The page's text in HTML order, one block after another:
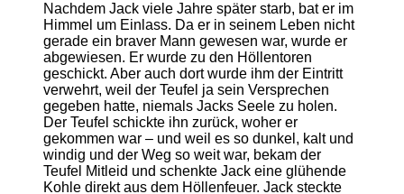
Nachdem Jack viele Jahre später starb, bat er im
Himmel um Einlass. Da er in seinem Leben nicht
gerade ein braver Mann gewesen war, wurde er
abgewiesen. Er wurde zu den Höllentoren
geschickt. Aber auch dort wurde ihm der Eintritt
verwehrt, weil der Teufel ja sein Versprechen
gegeben hatte, niemals Jacks Seele zu holen.
Der Teufel schickte ihn zurück, woher er
gekommen war – und weil es so dunkel, kalt und
windig und der Weg so weit war, bekam der
Teufel Mitleid und schenkte Jack eine glühende
Kohle direkt aus dem Höllenfeuer. Jack steckte